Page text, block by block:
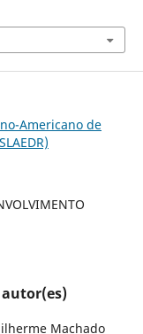
Americano de
Machado